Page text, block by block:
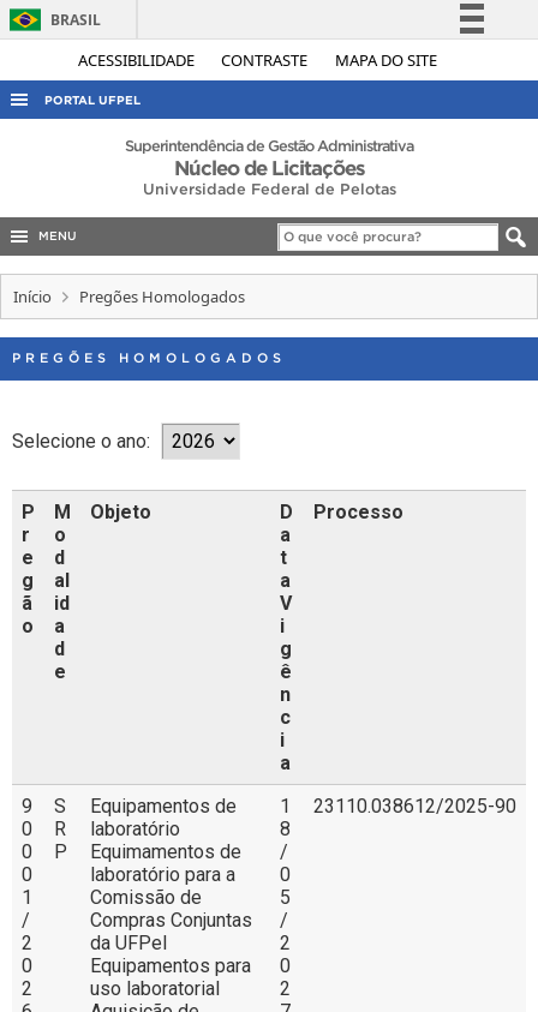
ACESSIBILIDADE CONTRASTE MAPA DO SITE
BRASIL
Simplifique!
Acesso à informação
Canais
PORTAL UFPEL
ACESSO À INFORMAÇÃO
EDITAIS
Superintendência de Gestão Administrativa
Núcleo de Licitações
Universidade Federal de Pelotas
MENU
Início Pregões Homologados
PREGÕES HOMOLOGADOS
Selecione o ano:
P
r
e
g
ã
o
M
o
d
al
id
a
d
e
Objeto
D
a
t
a
V
i
g
ê
n
c
i
a
Processo
9
0
0
0
1
/
2
0
2
S
R
P
Equipamentos de
laboratório
Equimamentos de
laboratório para a
Comissão de
Compras Conjuntas
da UFPel
Equipamentos para
uso laboratorial
1
8
/
0
5
/
2
0
2
23110.038612/2025-90